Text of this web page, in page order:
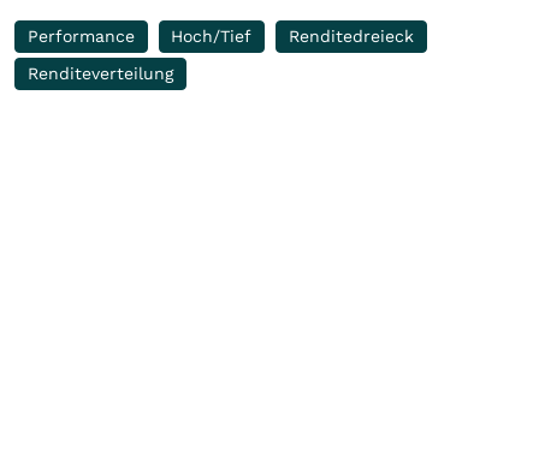
Performance Hoch/Tief
Renditedreieck
Renditeverteilung